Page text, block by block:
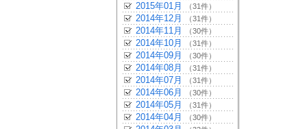
2015年01月 （31件）
2014年12月 （31件）
2014年11月 （30件）
2014年10月 （31件）
2014年09月 （30件）
2014年08月 （31件）
2014年07月 （31件）
2014年06月 （30件）
2014年05月 （31件）
2014年04月 （30件）